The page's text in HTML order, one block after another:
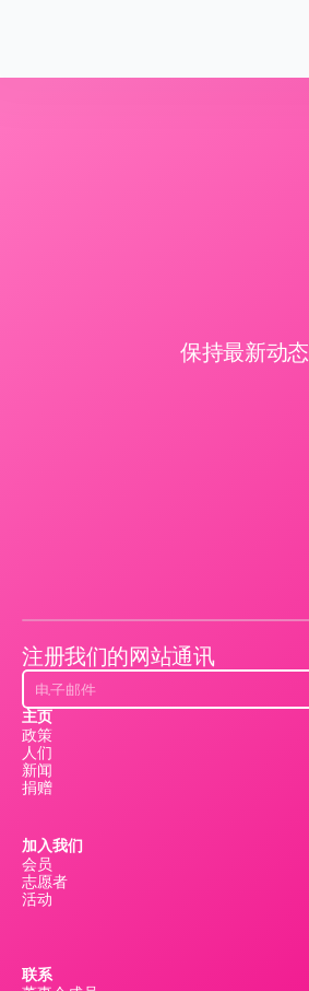
保持最新动态
注册我们的网站通讯
主页
政策
人们
新闻
捐赠
加入我们
会员
志愿者
活动
联系